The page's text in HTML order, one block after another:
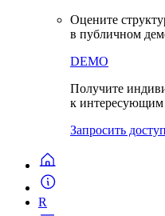
Оцените
в публичном
DEMO
Получите
к
Запросить доступ
R